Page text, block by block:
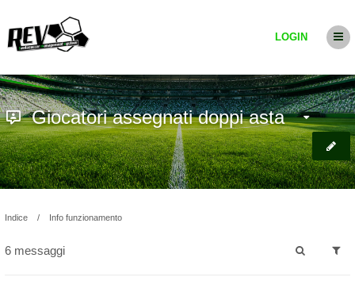
LOGIN
Giocatori assegnati doppi asta
Indice Info funzionamento
6 messaggi